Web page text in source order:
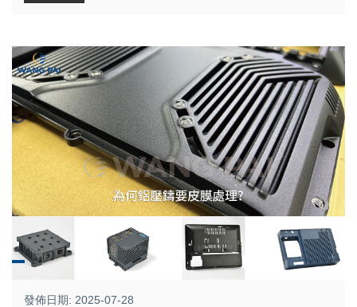
發佈日期: 2025-07-28